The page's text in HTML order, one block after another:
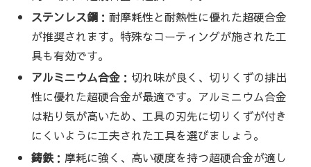
ステンレス鋼 ：耐摩耗性と耐熱性に優れた超硬合金
が推奨されます。特殊なコーティングが施された工
具も有効です。
アルミニウム合金 ：切れ味が良く、切りくずの排出
性に優れた超硬合金が最適です。アルミニウム合金
は粘り気が高いため、工具の刃先に切りくずが付き
にくいように工夫された工具を選びましょう。
鋳鉄 ：摩耗に強く、高い硬度を持つ超硬合金が適し